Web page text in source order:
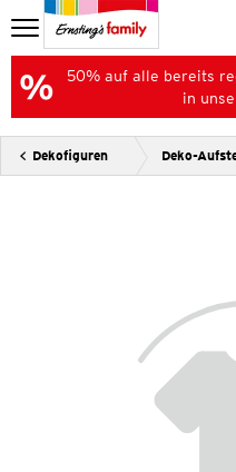
50% auf alle bereits
in
Dekofiguren Deko-